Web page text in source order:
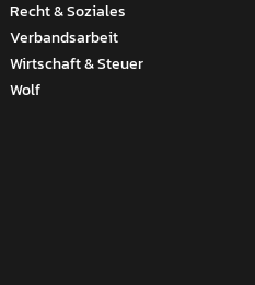
Recht & Soziales
Verbandsarbeit
Wirtschaft & Steuer
Wolf